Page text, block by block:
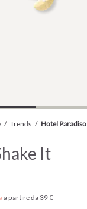
/ Trends / Hotel Paradiso
It
a partire da 39 €